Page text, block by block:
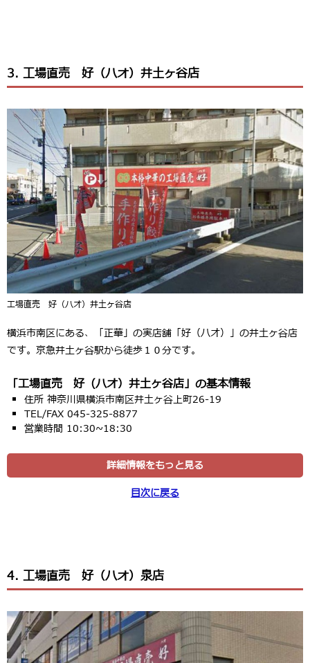
3. 工場直売 好（ハオ）井土ヶ谷店
工場直売 好（ハオ）井土ヶ谷店
横浜市南区にある、「正華」の実店舗「好（ハオ）」の井土ヶ谷店
です。京急井土ヶ谷駅から徒歩１０分です。
「工場直売 好（ハオ）井土ヶ谷店」の基本情報
住所 神奈川県横浜市南区井土ヶ谷上町26-19
TEL/FAX 045-325-8877
営業時間 10:30~18:30
詳細情報をもっと見る
目次に戻る
4. 工場直売 好（ハオ）泉店